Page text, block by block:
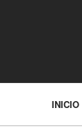
INICIO